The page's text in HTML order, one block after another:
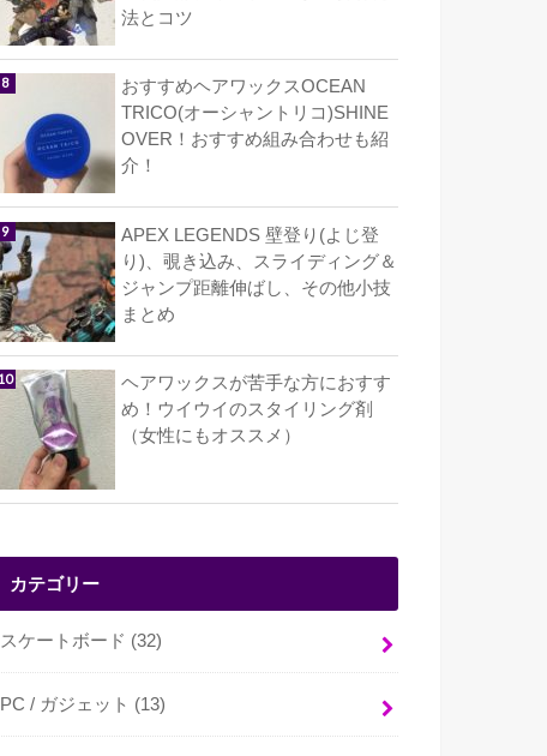
法とコツ
おすすめヘアワックスOCEAN
TRICO(オーシャントリコ)SHINE
OVER！おすすめ組み合わせも紹
介！
APEX LEGENDS 壁登り(よじ登
り)、覗き込み、スライディング＆
ジャンプ距離伸ばし、その他小技
まとめ
ヘアワックスが苦手な方におすす
め！ウイウイのスタイリング剤
（女性にもオススメ）
カテゴリー
スケートボード (32)
PC / ガジェット (13)